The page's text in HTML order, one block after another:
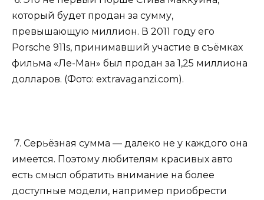
который будет продан за сумму,
превышающую миллион. В 2011 году его
Porsche 911s, принимавший участие в съёмках
фильма «Ле-Ман» был продан за 1,25 миллиона
долларов. (Фото: extravaganzi.com).
7. Серьёзная сумма — далеко не у каждого она
имеется. Поэтому любителям красивых авто
есть смысл обратить внимание на более
доступные модели, например приобрести